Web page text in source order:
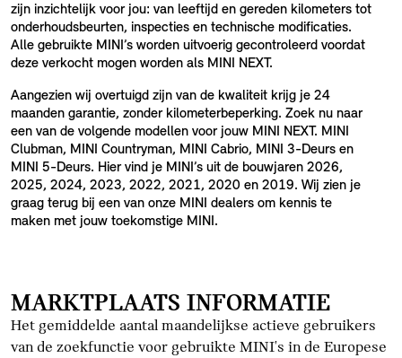
zijn inzichtelijk voor jou: van leeftijd en gereden kilometers tot
onderhoudsbeurten, inspecties en technische modificaties.
Alle gebruikte MINI’s worden uitvoerig gecontroleerd voordat
deze verkocht mogen worden als MINI NEXT.
Aangezien wij overtuigd zijn van de kwaliteit krijg je 24
maanden garantie, zonder kilometerbeperking. Zoek nu naar
een van de volgende modellen voor jouw MINI NEXT. MINI
Clubman, MINI Countryman, MINI Cabrio, MINI 3-Deurs en
MINI 5-Deurs. Hier vind je MINI’s uit de bouwjaren 2026,
2025, 2024, 2023, 2022, 2021, 2020 en 2019. Wij zien je
graag terug bij een van onze MINI dealers om kennis te
maken met jouw toekomstige MINI.
MARKTPLAATS INFORMATIE
Het gemiddelde aantal maandelijkse actieve gebruikers
van de zoekfunctie voor gebruikte MINI's in de Europese